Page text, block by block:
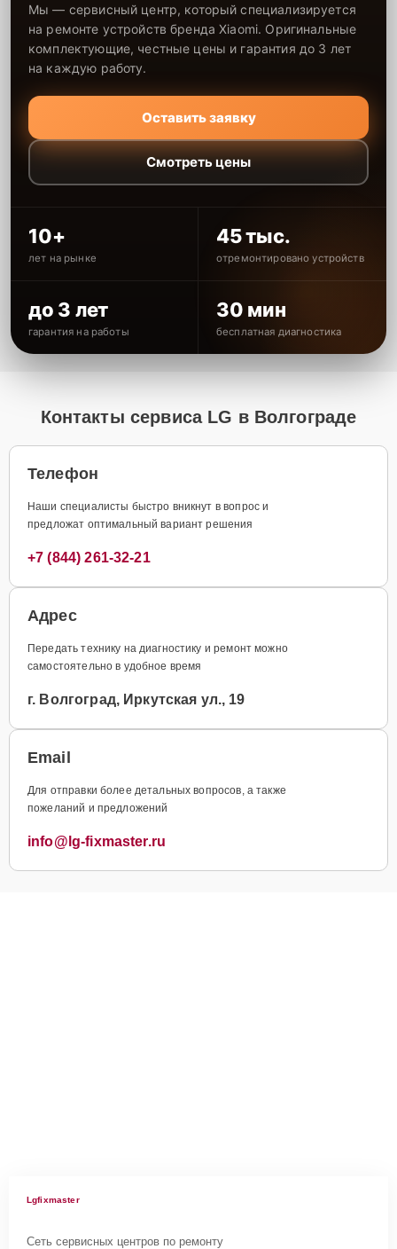
Мы — сервисный центр, который специализируется
на ремонте устройств бренда Xiaomi. Оригинальные
комплектующие, честные цены и гарантия до 3 лет
на каждую работу.
Оставить заявку
Смотреть цены
10+
лет на рынке
45 тыс.
отремонтировано устройств
до 3 лет
гарантия на работы
30 мин
бесплатная диагностика
Контакты сервиса LG в Волгограде
Телефон
Наши специалисты быстро вникнут в вопрос и
предложат оптимальный вариант решения
+7 (844) 261-32-21
Адрес
Передать технику на диагностику и ремонт можно
самостоятельно в удобное время
г. Волгоград, Иркутская ул., 19
Email
Для отправки более детальных вопросов, а также
пожеланий и предложений
info@lg-fixmaster.ru
Lgfixmaster
Сеть сервисных центров по ремонту